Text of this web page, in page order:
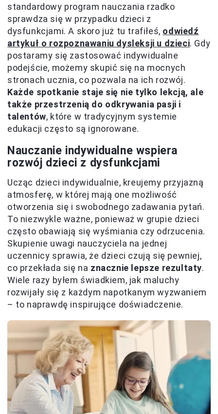
standardowy program nauczania rzadko
sprawdza się w przypadku dzieci z
dysfunkcjami. A skoro już tu trafiłeś, odwiedź
artykuł o rozpoznawaniu dysleksji u dzieci. Gdy
postaramy się zastosować indywidualne
podejście, możemy skupić się na mocnych
stronach ucznia, co pozwala na ich rozwój.
Każde spotkanie staje się nie tylko lekcją, ale
także przestrzenią do odkrywania pasji i
talentów, które w tradycyjnym systemie
edukacji często są ignorowane.
Nauczanie indywidualne wspiera
rozwój dzieci z dysfunkcjami
Ucząc dzieci indywidualnie, kreujemy przyjazną
atmosferę, w której mają one możliwość
otworzenia się i swobodnego zadawania pytań.
To niezwykle ważne, ponieważ w grupie dzieci
często obawiają się wyśmiania czy odrzucenia.
Skupienie uwagi nauczyciela na jednej
uczennicy sprawia, że dzieci czują się pewniej,
co przekłada się na znacznie lepsze rezultaty.
Wiele razy byłem świadkiem, jak maluchy
rozwijały się z każdym napotkanym wyzwaniem
– to naprawdę inspirujące doświadczenie.